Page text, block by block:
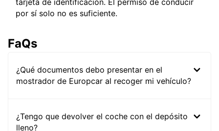
tarjeta de identificación. El permiso de conducir
por sí solo no es suficiente.
FaQs
¿Qué documentos debo presentar en el
mostrador de Europcar al recoger mi vehículo?
¿Tengo que devolver el coche con el depósito
lleno?